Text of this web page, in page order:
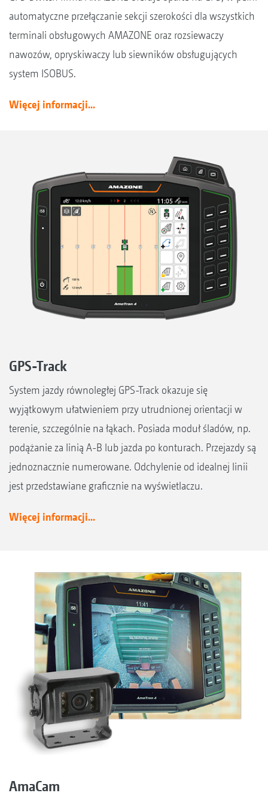
automatyczne przełączanie sekcji szerokości dla wszystkich
terminali obsługowych AMAZONE oraz rozsiewaczy
nawozów, opryskiwaczy lub siewników obsługujących
system ISOBUS.
Więcej informacji...
GPS-Track
System jazdy równoległej GPS-Track okazuje się
wyjątkowym ułatwieniem przy utrudnionej orientacji w
terenie, szczególnie na łąkach. Posiada moduł śladów, np.
podążanie za linią A-B lub jazda po konturach. Przejazdy są
jednoznacznie numerowane. Odchylenie od idealnej linii
jest przedstawiane graficznie na wyświetlaczu.
Więcej informacji...
AmaCam